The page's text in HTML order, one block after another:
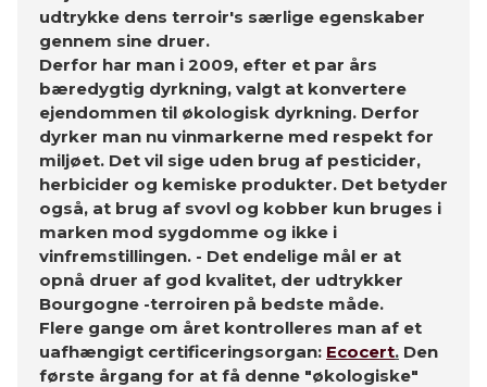
udtrykke dens terroir's særlige egenskaber
gennem sine druer.
Derfor har man i 2009, efter et par års
bæredygtig dyrkning, valgt at konvertere
ejendommen til økologisk dyrkning. Derfor
dyrker man nu vinmarkerne med respekt for
miljøet. Det vil sige uden brug af pesticider,
herbicider og kemiske produkter. Det betyder
også, at brug af svovl og kobber kun bruges i
marken mod sygdomme og ikke i
vinfremstillingen. - Det endelige mål er at
opnå druer af god kvalitet, der udtrykker
Bourgogne -terroiren på bedste måde.
Flere gange om året kontrolleres man af et
uafhængigt certificeringsorgan: Ecocert. Den
første årgang for at få denne "økologiske"